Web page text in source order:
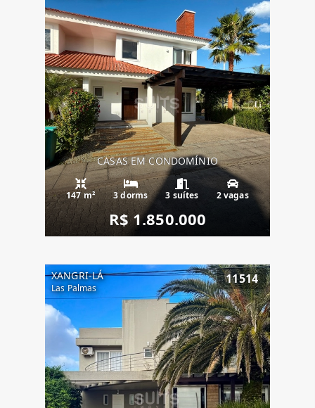
CASAS EM CONDOMÍNIO
147 m² 3 dorms 3 suítes 2 vagas
R$ 1.850.000
XANGRI-LÁ
Las Palmas
11514